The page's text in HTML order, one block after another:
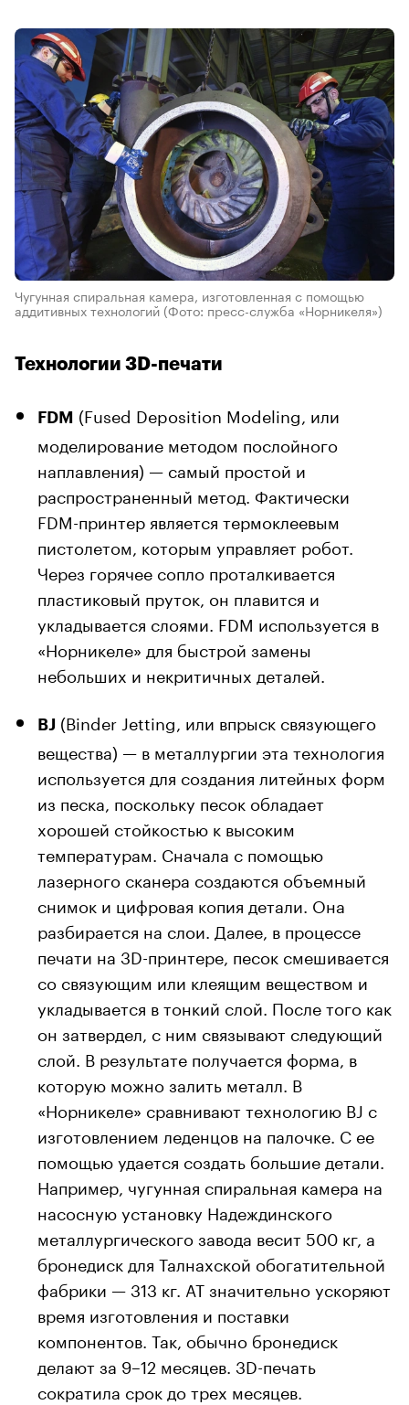
Чугунная спиральная камера, изготовленная с помощью
аддитивных технологий (Фото: пресс-служба «Норникеля»)
Технологии 3D-печати
FDM (Fused Deposition Modeling, или
моделирование методом послойного
наплавления) — самый простой и
распространенный метод. Фактически
FDM-принтер является термоклеевым
пистолетом, которым управляет робот.
Через горячее сопло проталкивается
пластиковый пруток, он плавится и
укладывается слоями. FDM используется в
«Норникеле» для быстрой замены
небольших и некритичных деталей.
BJ (Binder Jetting, или впрыск связующего
вещества) — в металлургии эта технология
используется для создания литейных форм
из песка, поскольку песок обладает
хорошей стойкостью к высоким
температурам. Сначала с помощью
лазерного сканера создаются объемный
снимок и цифровая копия детали. Она
разбирается на слои. Далее, в процессе
печати на 3D-принтере, песок смешивается
со связующим или клеящим веществом и
укладывается в тонкий слой. После того как
он затвердел, с ним связывают следующий
слой. В результате получается форма, в
которую можно залить металл. В
«Норникеле» сравнивают технологию BJ c
изготовлением леденцов на палочке. С ее
помощью удается создать большие детали.
Например, чугунная спиральная камера на
насосную установку Надеждинского
металлургического завода весит 500 кг, а
бронедиск для Талнахской обогатительной
фабрики — 313 кг. АТ значительно ускоряют
время изготовления и поставки
компонентов. Так, обычно бронедиск
делают за 9–12 месяцев. 3D-печать
сократила срок до трех месяцев.